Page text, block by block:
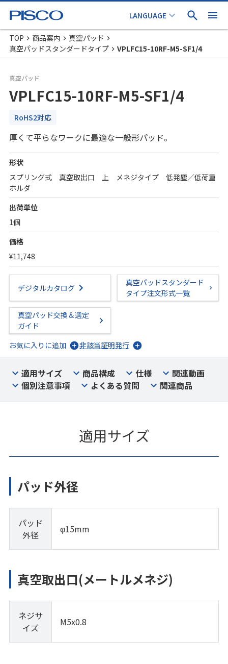
TOP 商品案内
真空パッド
真空パッドスタンダードタイプ
VPLFC15-10RF-M5-SF1/4
真空パッド
VPLFC15-10RF-M5-SF1/4
RoHS2対応
厚くて平らなワークに最適な一般形パッド。
形状
スプリング式 真空取出口 上 メネジタイプ 低発塵／低荷重
ホルダ
出荷単位
1個
価格
¥11,748
デジタルカタログ
真空パッドスタンダード
タイプ注文形式一覧
真空パッド交換＆選定
ガイド
お気に入りに追加
非該当証明発行
適用サイズ 商品構成 仕様
関連動画
個別注意事項
よくある質問 関連商品
適用サイズ
パッド外径
パッド
外径
φ15mm
真空取出口(メートルメネジ)
ネジサ
イズ
M5x0.8